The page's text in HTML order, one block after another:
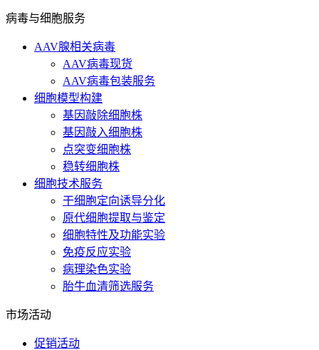
病毒与细胞服务
AAV腺相关病毒
AAV病毒现货
AAV病毒包装服务
细胞模型构建
基因敲除细胞株
基因敲入细胞株
点突变细胞株
稳转细胞株
细胞技术服务
干细胞定向诱导分化
原代细胞提取与鉴定
细胞特性及功能实验
免疫反应实验
病理染色实验
胎牛血清筛选服务
市场活动
促销活动